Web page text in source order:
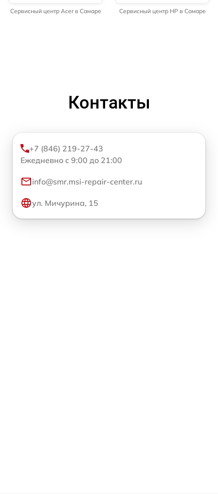
Сервисный центр Acer в Самаре Сервисный центр HP в Самаре
Контакты
+7 (846) 219-27-43
Ежедневно с 9:00 до 21:00
info@smr.msi-repair-center.ru
ул. Мичурина, 15